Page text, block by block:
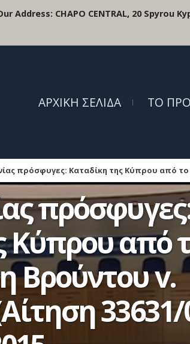
Address: CHAPO CENTRAL, 20 Spyrou
ΑΡΧΙΚΗ ΣΕΛΙΔΑ ΤΟ
πρόσφυγες: Καταδίκη της Κύπρου από
Κύπρου από
Βρούντου v.
33631/